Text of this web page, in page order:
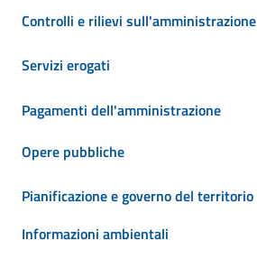
Controlli e rilievi sull'amministrazione
Servizi erogati
Pagamenti dell'amministrazione
Opere pubbliche
Pianificazione e governo del territorio
Informazioni ambientali